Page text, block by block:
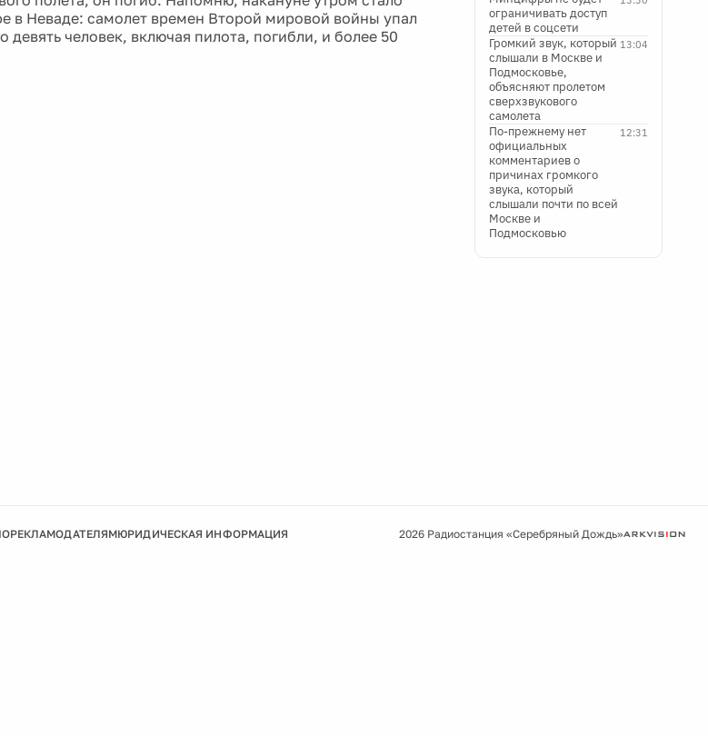
в Неваде: самолет времен Второй мировой войны упал
девять человек, включая пилота, погибли, и более 50
ограничивать доступ
детей в соцсети
13:04
Громкий звук, который
слышали в Москве и
Подмосковье,
объясняют пролетом
сверхзвукового
самолета
12:31
По-прежнему нет
официальных
комментариев о
причинах громкого
звука, который
слышали почти по всей
Москве и
Подмосковью
РЕКЛАМОДАТЕЛЯМЮРИДИЧЕСКАЯ ИНФОРМАЦИЯ 2026 Радиостанция «Серебряный Дождь»